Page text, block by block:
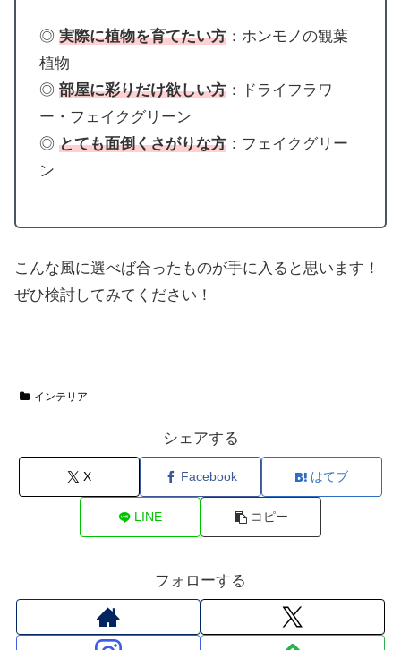
◎ 実際に植物を育てたい方：ホンモノの観葉
植物
◎ 部屋に彩りだけ欲しい方：ドライフラワ
ー・フェイクグリーン
◎ とても面倒くさがりな方：フェイクグリー
ン
こんな風に選べば合ったものが手に入ると思います！
ぜひ検討してみてください！
インテリア
シェアする
X Facebook はてブ
LINE コピー
フォローする